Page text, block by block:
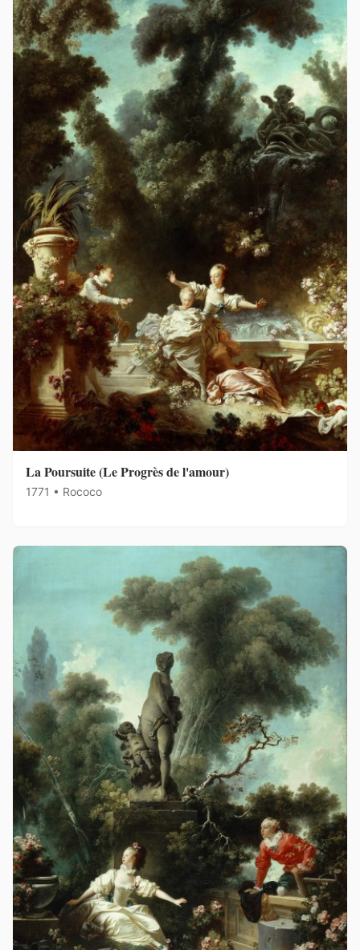
La Poursuite (Le Progrès de l'amour)
1771 • Rococo